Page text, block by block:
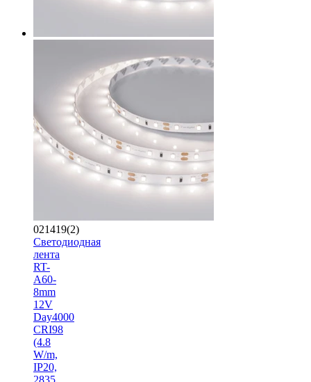
021419(2)
Светодиодная
лента
RT-
A60-
8mm
12V
Day4000
CRI98
(4.8
W/m,
IP20,
2835,